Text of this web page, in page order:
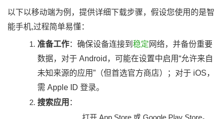
以下以移动端为例，提供详细下载步骤，假设您使用的是智
能手机,过程简单易懂：
准备工作：确保设备连接到 稳定 网络，并备份重要
数据，对于 Android，可能在设置中启用“允许来自
未知来源的应用”（但首选官方商店）；对于 iOS，
需 Apple ID 登录。
搜索应用 ：
打开 App Store 或 Google Play Store。